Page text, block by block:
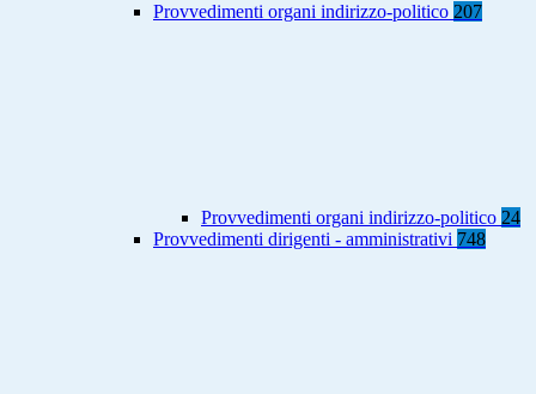
Provvedimenti organi indirizzo-politico 207
Provvedimenti organi indirizzo-politico 24
Provvedimenti dirigenti - amministrativi 748